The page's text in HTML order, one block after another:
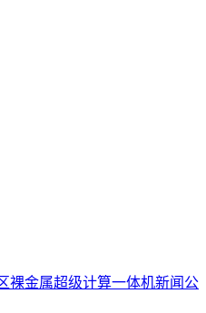
裸金属超级计算一体机新闻公